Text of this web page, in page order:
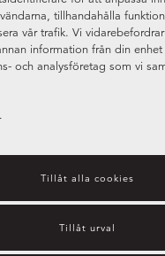
tillhandahålla
vår trafik. Vi
information från din
och analysföretag som vi
kombinera informationen med
Tillåt alla cookies
Tillåt urval
blandare passar